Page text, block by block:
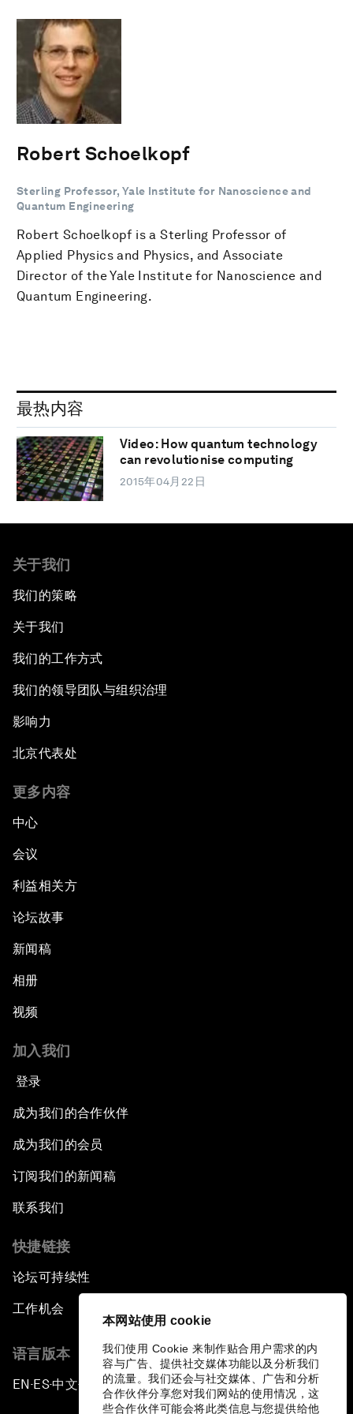
本网站使用 cookie
我们使用 Cookie 来制作贴合用户需求的内
容与广告、提供社交媒体功能以及分析我们
的流量。我们还会与社交媒体、广告和分析
合作伙伴分享您对我们网站的使用情况，这
些合作伙伴可能会将此类信息与您提供给他
Robert Schoelkopf
Sterling Professor, Yale Institute for Nanoscience and
Quantum Engineering
Robert Schoelkopf is a Sterling Professor of
Applied Physics and Physics, and Associate
Director of the Yale Institute for Nanoscience and
Quantum Engineering.
最热内容
Video: How quantum technology
can revolutionise computing
2015年04月22日
关于我们
我们的策略
关于我们
我们的工作方式
我们的领导团队与组织治理
影响力
北京代表处
更多内容
中心
会议
利益相关方
论坛故事
新闻稿
相册
视频
加入我们
登录
成为我们的合作伙伴
成为我们的会员
订阅我们的新闻稿
联系我们
快捷链接
论坛可持续性
工作机会
语言版本
EN ▪ES▪中文▪ 日本語